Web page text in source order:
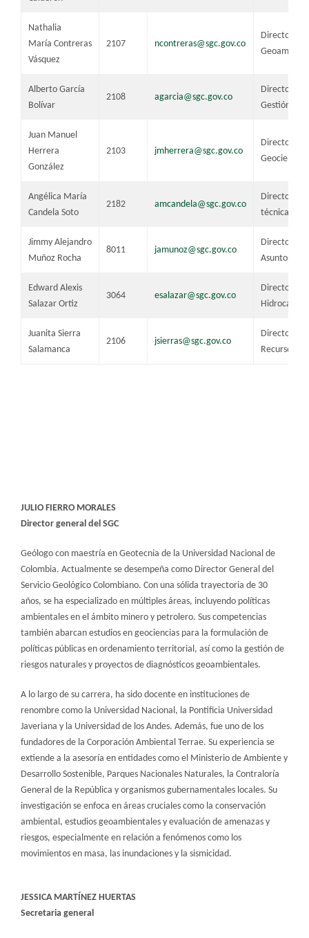
​Nathalia
María Contreras
Vásquez
​2107 ​ncontreras@sgc.gov.co
​Directora
​Alberto García
Bolívar
​2108 agarcia@sgc.gov.co
​Director
Gestión de
​Juan Manuel
Herrera
González
2103 ​jmherrera@sgc.gov.co
Director
Geociencias
​Angélica María
Candela Soto
2182 ​amcandela@sgc.gov.co
​​Directora
técnica de
Jimmy Alejandro
Muñoz Rocha
8011 jamunoz@sgc.gov.co
Director
Asuntos
​Edward Alexis
Salazar Ortiz
​3064 esalazar@sgc.gov.co
​​Director
​Juanita Sierra
Salamanca
2106 ​jsierras@sgc.gov.co​
Directora
Recursos
JULIO FIERRO MORALES
Director general del SGC
Geólogo con maestría en Geotecnia de la Universidad Nacional de
Colombia. Actualmente se desempeña como Director General del
Servicio Geológico Colombiano. Con una sólida trayectoria de 30
años, se ha especializado en múltiples áreas, incluyendo políticas
ambientales en el ámbito minero y petrolero. Sus competencias
también abarcan estudios en geociencias para la formulación de
políticas públicas en ordenamiento territorial, así como la gestión de
riesgos naturales y proyectos de diagnósticos geoambientales.
A lo largo de su carrera, ha sido docente en instituciones de
renombre como la Universidad Nacional, la Pontificia Universidad
Javeriana y la Universidad de los Andes. Además, fue uno de los
fundadores de la Corporación Ambiental Terrae. Su experiencia se
extiende a la asesoría en entidades como el Ministerio de Ambiente y
Desarrollo Sostenible, Parques Nacionales Naturales, la Contraloría
General de la República y organismos gubernamentales locales. Su
investigación se enfoca en áreas cruciales como la conservación
ambiental, estudios geoambientales y evaluación de amenazas y
riesgos, especialmente en relación a fenómenos como los
movimientos en masa, las inundaciones y la sismicidad.
JESSICA MARTÍNEZ HUERTAS
Secretaria general